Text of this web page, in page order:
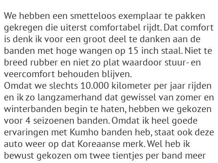
We hebben een smetteloos exemplaar te pakken
gekregen die uiterst comfortabel rijdt. Dat comfort
is denk ik voor een groot deel te danken aan de
banden met hoge wangen op 15 inch staal. Niet te
breed rubber en niet zo plat waardoor stuur- en
veercomfort behouden blijven.
Omdat we slechts 10.000 kilometer per jaar rijden
en ik zo langzamerhand dat gewissel van zomer en
winterbanden begin te haten, hebben we gekozen
voor 4 seizoenen banden. Omdat ik heel goede
ervaringen met Kumho banden heb, staat ook deze
auto weer op dat Koreaanse merk. Wel heb ik
bewust gekozen om twee tientjes per band meer